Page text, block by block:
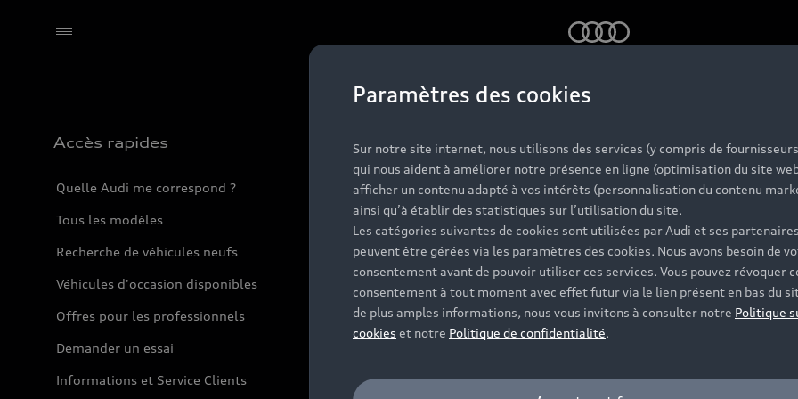
Paramètres des cookies
Sur notre site internet, nous utilisons des services (y compris de
qui nous aident à améliorer notre présence en ligne (optimisation du site
afficher un contenu adapté à vos intérêts (personnalisation du contenu
ainsi qu’à établir des statistiques sur l’utilisation du site.
Les catégories suivantes de cookies sont utilisées par Audi et ses
peuvent être gérées via les paramètres des cookies. Nous avons besoin de
consentement avant de pouvoir utiliser ces services. Vous pouvez révoquer
consentement à tout moment avec effet futur via le lien présent en bas du
de plus amples informations, nous vous invitons à consulter notre Politique
cookies et notre Politique de confidentialité.
Accès rapides
Quelle Audi me correspond ?
Tous les modèles
Recherche de véhicules neufs
Véhicules d'occasion disponibles
Offres pour les professionnels
Demander un essai
Informations et Service Clients
Modèles
Électrique
Hybride rechargeable
Compacte
Avant